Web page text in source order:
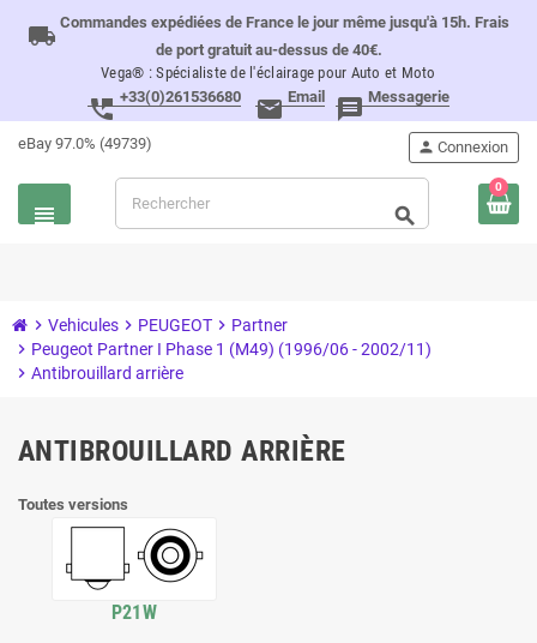
local_shipping Commandes expédiées de France le jour même jusqu'à 15h. Frais
de port gratuit au-dessus de 40€.
Vega® : Spécialiste de l'éclairage pour Auto et Moto
perm_phone_msg +33(0)261536680 email Email message Messagerie
eBay 97.0% (49739)
view_headline
person Connexion
search
0
chevron_right Vehicules chevron_right PEUGEOT chevron_right Partner
chevron_right Peugeot Partner I Phase 1 (M49) (1996/06 - 2002/11)
chevron_right Antibrouillard arrière
ANTIBROUILLARD ARRIÈRE
Toutes versions
P21W